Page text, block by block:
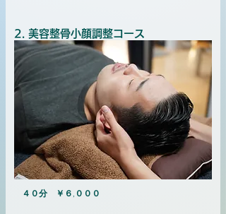
2. 美容整骨小顔調整コース
４０分 ￥６,０００